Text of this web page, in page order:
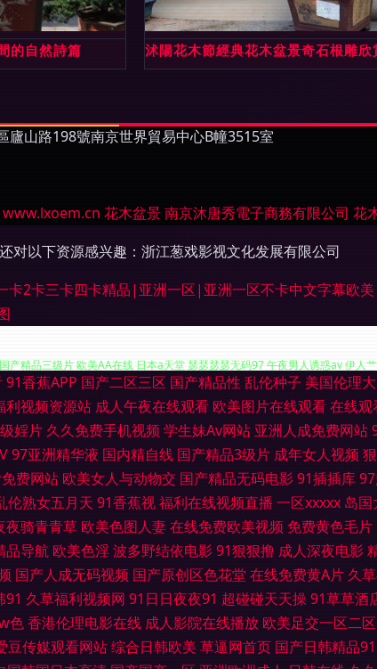
的自然詩篇 沭陽花木節經典花木盆景奇石根雕欣
廬山路198號南京世界貿易中心B幢3515室
www.lxoem.cn 花木盆景南京沐唐秀電子商務有限公司 花
对以下资源感兴趣：浙江葱戏影视文化发展有限公司
卡2卡三卡四卡精品|亚洲一区|亚洲一区不卡中文字幕
产精品片 激情桃色操 久久天天操狠狠操 男女打炮91 人妻东京热 伊人9热精
产精品三级片 欧美AA在线 日本a天堂 瑟瑟瑟瑟无码97 午夜男人诱惑av 伊
成人 97中文免费观看 第一福利所AV 国产ass 黑料自拍网 九九热5 久久艹
剧场 国产40页 日韩午夜成人网站 亚州综合色网 最新无毒AV网 91视频新入
射 成人操碰视频 国产日韩内射 狠狠干99 久久视5 欧美ssswww 人妻草草
幕 91自产精品国 欧美性另类视频 午夜l司机剧场 91论坛最新地址 伊人成人
在线91 东京热AV情趣 国产精品九九的 九九福利AV导航 欧日美粗 色欲
91香蕉APP 国产二区三区 国产精品性 乱伦种子 美国伦理
利视频资源站 成人午夜在线观看 欧美图片在线观看在线观
婬片 久久免费手机视频 学生妹Av网站 亚洲人成免费网站
97亚洲精华液 国内精自线 国产精品3级片 成年女人视频
费网站 欧美女人与动物交 国产精品无码电影91插插库
伦熟女五月天 91香蕉视福利在线视频直播 一区xxxxx 岛国
夜骑青青草 欧美色图人妻在线免费欧美视频 免费黄色毛片
品导航 欧美色淫波多野结依电影91狠狠撸 成人深夜电影
国产人成无码视频 国产原创区色花堂 在线免费黄A片 久
91 久草福利视频网 91日日夜夜91 超碰碰天天操91草草酒
色香港伦理电影在线 成人影院在线播放 欧美足交一区二区
豆传媒观看网站综合日韩欧美 草逼网首页 国产日韩精品91